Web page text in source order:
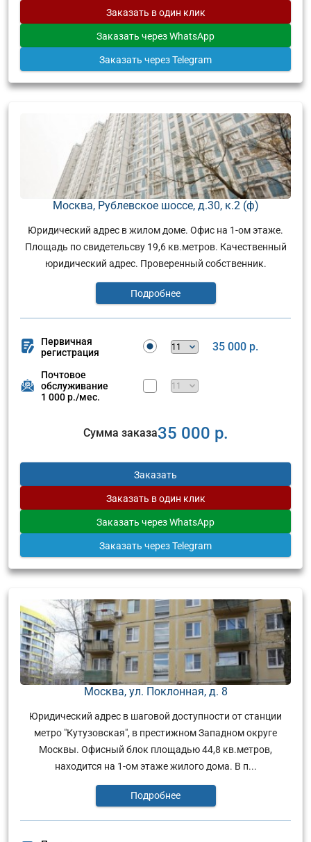
Заказать в один клик
Заказать через WhatsApp
Заказать через Telegram
Москва, Рублевское шоссе, д.30, к.2 (ф)
Юридический адрес в жилом доме. Офис на 1-ом этаже.
Площадь по свидетельсву 19,6 кв.метров. Качественный
юридический адрес. Проверенный собственник.
Подробнее
Первичная
регистрация
35 000 р.
Почтовое
обслуживание
1 000 р./мес.
Сумма заказа35 000 р.
Заказать
Заказать в один клик
Заказать через WhatsApp
Заказать через Telegram
Москва, ул. Поклонная, д. 8
Юридический адрес в шаговой доступности от станции
метро "Кутузовская", в престижном Западном округе
Москвы. Офисный блок площадью 44,8 кв.метров,
находится на 1-ом этаже жилого дома. В п...
Подробнее